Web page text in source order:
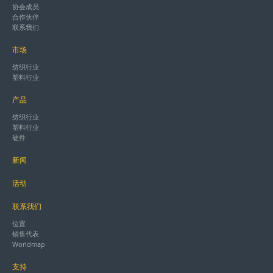
协会成员
合作伙伴
联系我们
市场
纺织行业
塑料行业
产品
纺织行业
塑料行业
硬件
新闻
活动
联系我们
位置
销售代表
Worldmap
支持